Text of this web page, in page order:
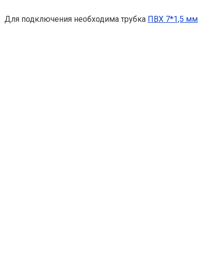
Для подключения необходима трубка ПВХ 7*1,5 мм